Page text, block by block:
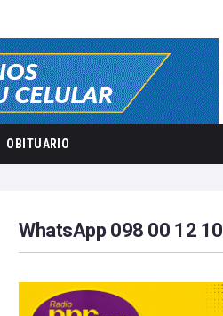
OBITUARIO
WhatsApp 098 00 12 10